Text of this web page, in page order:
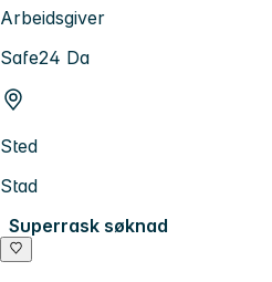
Arbeidsgiver
Safe24 Da
Sted
Stad
Superrask søknad